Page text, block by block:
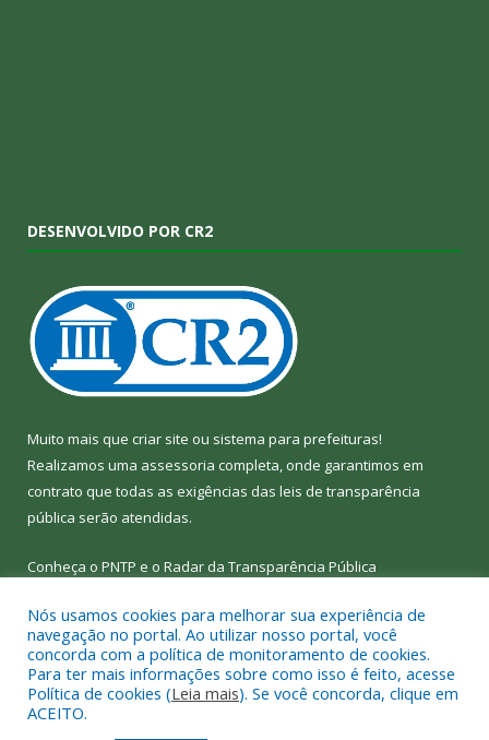
DESENVOLVIDO POR CR2
Muito mais que criar site ou sistema para prefeituras!
Realizamos uma assessoria completa, onde garantimos em
contrato que todas as exigências das leis de transparência
pública serão atendidas.
Conheça o PNTP e o Radar da Transparência Pública
Todos os direitos reservados a Câmara Municipal de Bom Jesus
do Tocantins.
Nós usamos cookies para melhorar sua experiência de
navegação no portal. Ao utilizar nosso portal, você
concorda com a política de monitoramento de cookies.
Para ter mais informações sobre como isso é feito, acesse
Política de cookies (Leia mais). Se você concorda, clique em
ACEITO.